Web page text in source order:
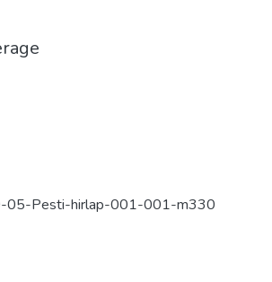
Pesti-hirlap-001-001-m330